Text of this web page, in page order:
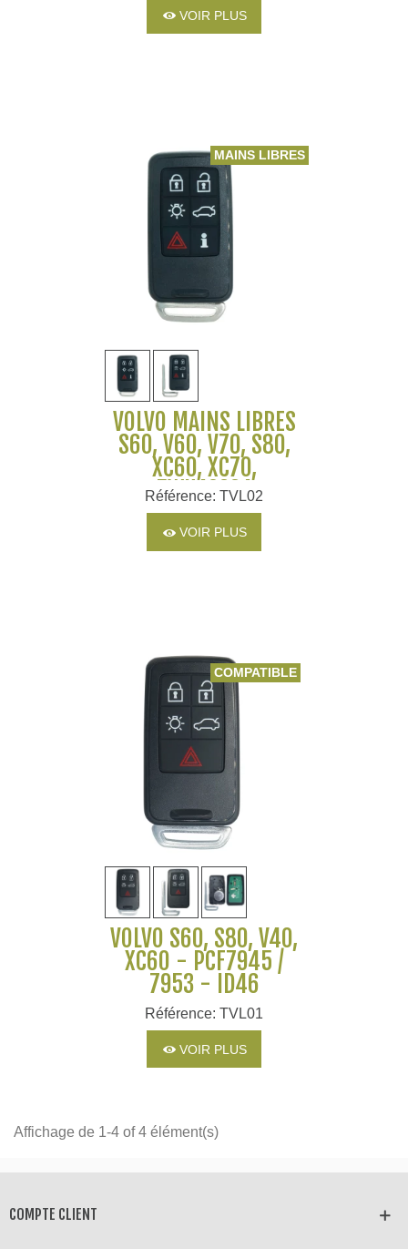
VOIR PLUS
MAINS LIBRES
VOLVO MAINS LIBRES
S60, V60, V70, S80,
XC60, XC70,
5WK49224
Référence: TVL02
VOIR PLUS
COMPATIBLE
VOLVO S60, S80, V40,
XC60 - PCF7945 /
7953 - ID46
Référence: TVL01
VOIR PLUS
Affichage de 1-4 of 4 élément(s)
COMPTE CLIENT